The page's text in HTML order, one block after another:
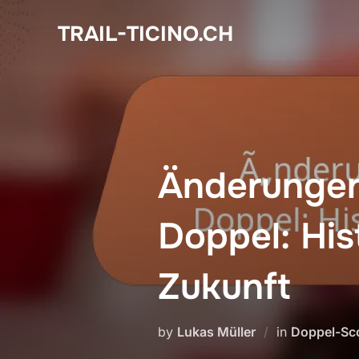
TRAIL-TICINO.CH
Doppel:
Zukunft
by Lukas Müller in Doppel-